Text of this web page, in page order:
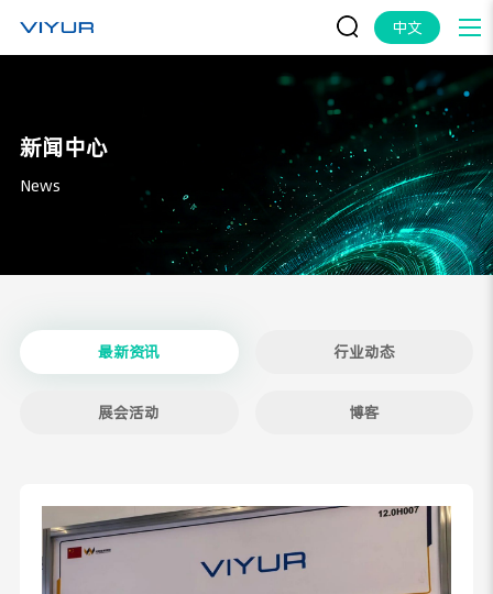
中文
新闻中心
News
最新资讯 行业动态
展会活动 博客